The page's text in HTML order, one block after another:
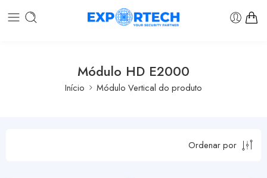
Módulo HD E2000
Início Módulo Vertical do produto
Ordenar por